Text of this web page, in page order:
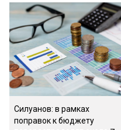
Силуанов: в рамках
поправок к бюджету